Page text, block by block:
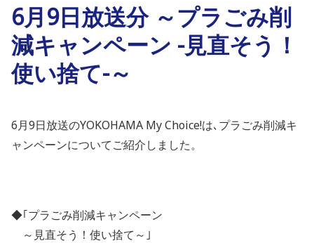
6月9日放送分 ～プラごみ削
減キャンペーン -見直そう！
使い捨て-～
6月9日放送のYOKOHAMA My Choice!は､プラごみ削減キ
ャンペーンについてご紹介しました。
◆｢プラごみ削減キャンペーン
～見直そう！使い捨て～｣